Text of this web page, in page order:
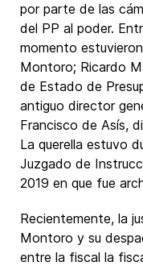
por parte de las
del PP al poder.
momento
Montoro; Ricardo
de Estado de
antiguo director
Francisco de Asís,
La querella estuvo
Juzgado de
2019 en que fue
Recientemente, la
Montoro y su
entre la fiscal la